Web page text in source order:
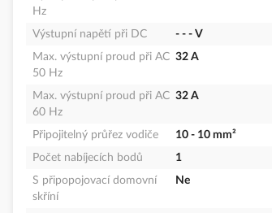
Hz
Výstupní napětí při DC
- - - V
Max. výstupní proud při AC
50 Hz
32 A
Max. výstupní proud při AC
60 Hz
32 A
Připojitelný průřez vodiče
10 - 10 mm²
Počet nabíjecích bodů
1
S připopojovací domovní
skříní
Ne